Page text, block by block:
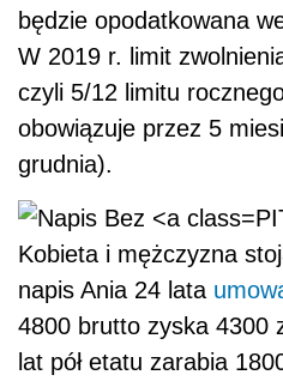
będzie opodatkowana
W 2019 r. limit
czyli 5/12 limitu
obowiązuje przez 5
grudnia).
Kobieta i mężczyzna
napis Ania 24 lata
4800 brutto zyska 4300
lat pół etatu zarabia